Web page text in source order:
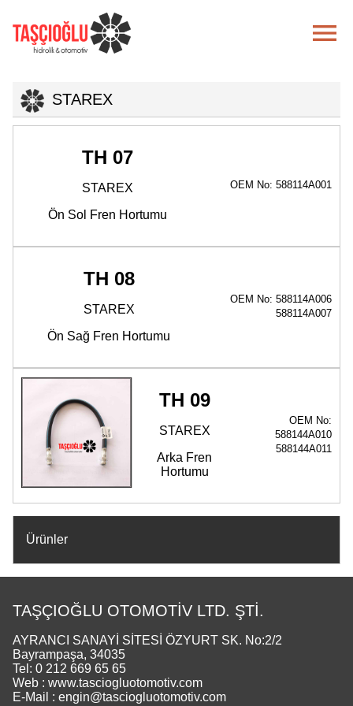

Ürünler
STAREX
TH 07
STAREX
Ön Sol Fren Hortumu
OEM No: 588114A001
TH 08
STAREX
Ön Sağ Fren Hortumu
OEM No: 588114A006
588114A007
TH 09
STAREX
Arka Fren
Hortumu
OEM No:
588144A010
588144A011
TAŞÇIOĞLU OTOMOTİV LTD. ŞTİ.
AYRANCI SANAYİ SİTESİ ÖZYURT SK. No:2/2
Bayrampaşa, 34035
Tel: 0 212 669 65 65
Web : www.tasciogluotomotiv.com
E-Mail : engin@tasciogluotomotiv.com